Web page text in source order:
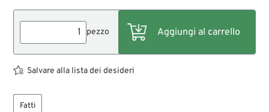
pezzo
Salvare alla lista dei desideri
Fatti